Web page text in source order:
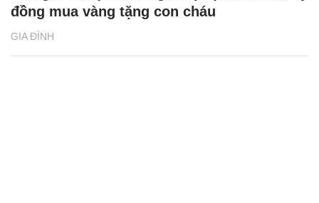
GIA ĐÌNH
đồng mua vàng tặng con cháu